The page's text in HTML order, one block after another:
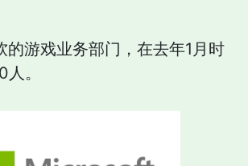
的游戏业务部门，在去年1月时
。